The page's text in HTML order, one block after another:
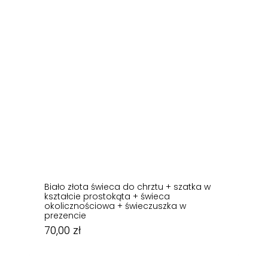
Biało złota świeca do chrztu + szatka w
kształcie prostokąta + świeca
okolicznościowa + świeczuszka w
prezencie
70,00 zł
70,00zł